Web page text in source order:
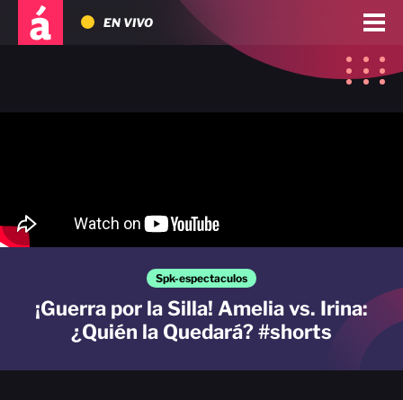
EN VIVO
Spk-espectaculos
¡Guerra por la Silla! Amelia vs. Irina:
¿Quién la Quedará? #shorts